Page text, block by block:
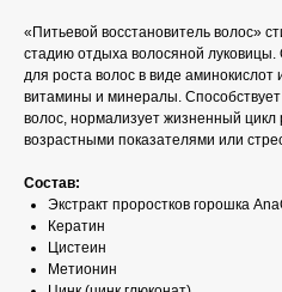
«Питьевой восстановитель волос»
стадию отдыха волосяной
для роста волос в виде аминокислот
витамины и минералы. Способствует
волос, нормализует жизненный
возрастными показателями или
Состав:
Экстракт проростков горошка
Кератин
Цистеин
Метионин